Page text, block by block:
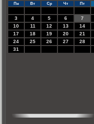
Пн Вт Ср Чт Пт
3
4 5 6 7
10
11 12 13 14
17
18 19 20 21
24
25 26 27 28
31